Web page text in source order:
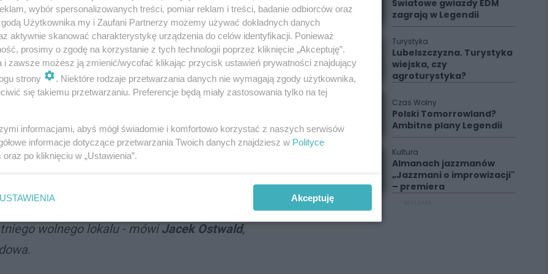
robienia szybkich zakupów, dlatego
miejsce, gdzie można kupić produkty
nas obiekt w Rudzie Śląskiej cieszy się
za sprawą dogodnej lokalizacji w pobliżu
formatowi jednopoziomowego obiektu z
który zapewni możliwość wygodnych
w nim optymalnego zestawu
znajdzie produkty, których potrzebuje.
Obecnie prowadzimy zaawansowane
wolnego lokalu - mówiJacek Ostwald,
Światowe gwiazdy EDM
zagrają w Legendii
Turystyka
Lubelszczyzna. Turystyka
wiejska, czy
agroturystyka?
Czas Wolny
Polski Tomorrowland?
Ambitne plany Legendii
Kultura
Almanach jazzmanów
„Jazzmani o improwizacji"
– premiera
wybór spersonalizowanych treści, pomiar reklam i treści, badanie odbiorców oraz
Użytkownika my i Zaufani Partnerzy możemy używać dokładnych danych
aktywnie skanować charakterystykę urządzenia do celów identyfikacji. Ponieważ
prosimy o zgodę na korzystanie z tych technologii poprzez kliknięcie „Akceptuję”.
i zawsze możesz ją zmienić/wycofać klikając przycisk ustawień prywatności znajdujący
strony
. Niektóre rodzaje przetwarzania danych nie wymagają zgody użytkownika,
się takiemu przetwarzaniu. Preferencje będą miały zastosowania tylko na tej
informacjami, abyś mógł świadomie i komfortowo korzystać z naszych serwisów
informacje dotyczące przetwarzania Twoich danych znajdziesz w Polityce
oraz po kliknięciu w „Ustawienia”.
USTAWIENIA Akceptuję